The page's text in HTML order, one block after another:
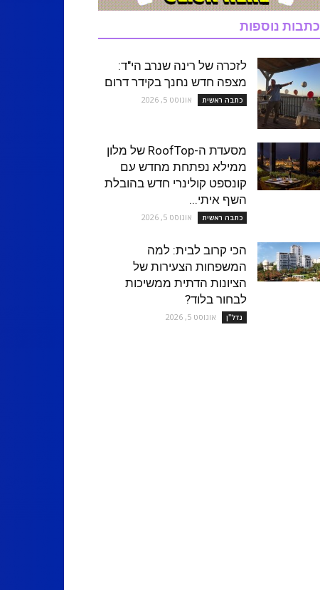
כתבות נוספות
לזכרה של רינה שנרב הי"ד:
מצפה חדש נחנך בקידר דרום
כתבה ראשית אוגוסט 5, 2026
מסעדת ה-RoofTop של מלון
ממילא נפתחת מחדש עם
קונספט קולינרי חדש בהובלת
השף איתי...
כתבה ראשית אוגוסט 5, 2026
הכי קרוב לבית: למה
המשפחות הצעירות של
הציונות הדתית ממשיכות
לבחור בלוד?
נדל''ן אוגוסט 5, 2026